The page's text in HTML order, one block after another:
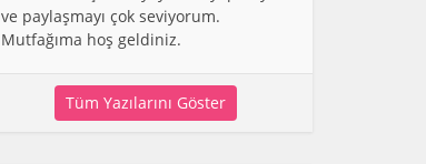
ve paylaşmayı çok seviyorum.
Mutfağıma hoş geldiniz.
Tüm Yazılarını Göster